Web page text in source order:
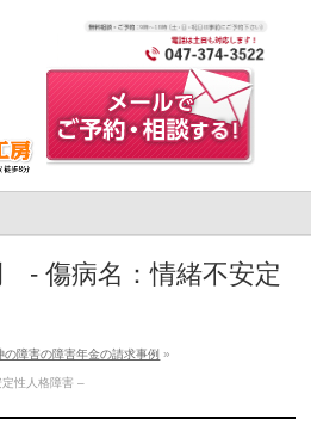
- 傷病名：情緒不安定
の障害の障害年金の請求事例 »
性人格障害 –